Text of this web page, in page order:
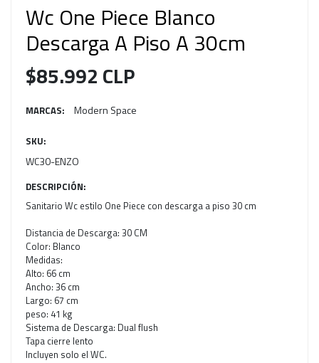
Wc One Piece Blanco
Descarga A Piso A 30cm
$85.992 CLP
MARCAS: Modern Space
SKU:
WC30-ENZO
DESCRIPCIÓN:
Sanitario Wc estilo One Piece con descarga a piso 30 cm
Distancia de Descarga: 30 CM
Color: Blanco
Medidas:
Alto: 66 cm
Ancho: 36 cm
Largo: 67 cm
peso: 41 kg
Sistema de Descarga: Dual flush
Tapa cierre lento
Incluyen solo el WC.